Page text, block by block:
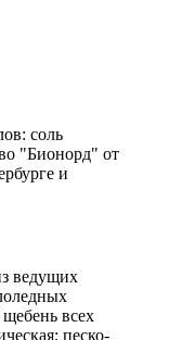
соль
"Бионорд" от
и
ведущих
всех
песко-